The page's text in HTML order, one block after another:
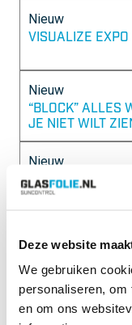
Deze website
We gebruiken
personaliseren,
en om ons
Nieuw
VISUALIZE
Nieuw
“BLOCK” ALLES
JE NIET WILT
Nieuw
LAST VAN HET
ZONLICHT OP UW
Nieuw
GLASFOLIE
SUNCONTROL
U FIJNE